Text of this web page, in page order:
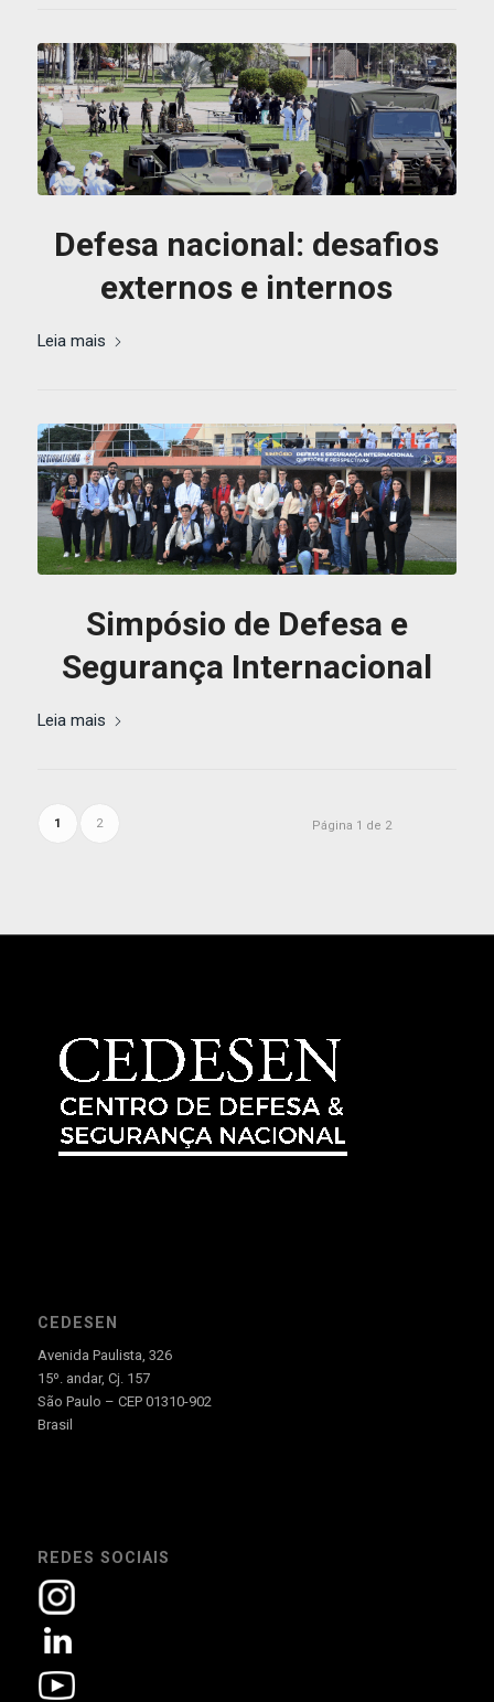
Defesa nacional: desafios
externos e internos
Leia mais
Simpósio de Defesa e
Segurança Internacional
Leia mais
Página 1 de 2
1 2
CEDESEN
Avenida Paulista, 326
15º. andar, Cj. 157
São Paulo – CEP 01310-902
Brasil
REDES SOCIAIS